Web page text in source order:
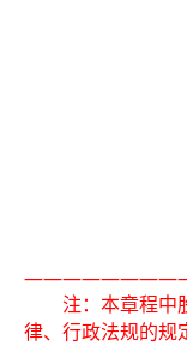
注：本章程中
律、行政法规的规